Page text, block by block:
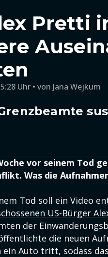
Pretti
Uhr von Jana Wejkum
vor seinem Tod
Was die
Tod soll ein Video
US-Bürger
der
die neuen
ein Auto tritt, sodass